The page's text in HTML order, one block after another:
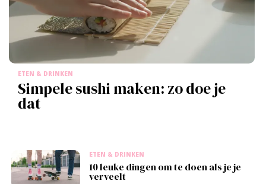
ETEN & DRINKEN
Simpele sushi maken: zo doe je
dat
ETEN & DRINKEN
10 leuke dingen om te doen als je je
verveelt